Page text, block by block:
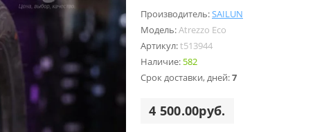
Производитель:SAILUN
Модель:Atrezzo Eco
Артикул:t513944
Наличие: 582
Срок доставки, дней:7
4 500.00руб.